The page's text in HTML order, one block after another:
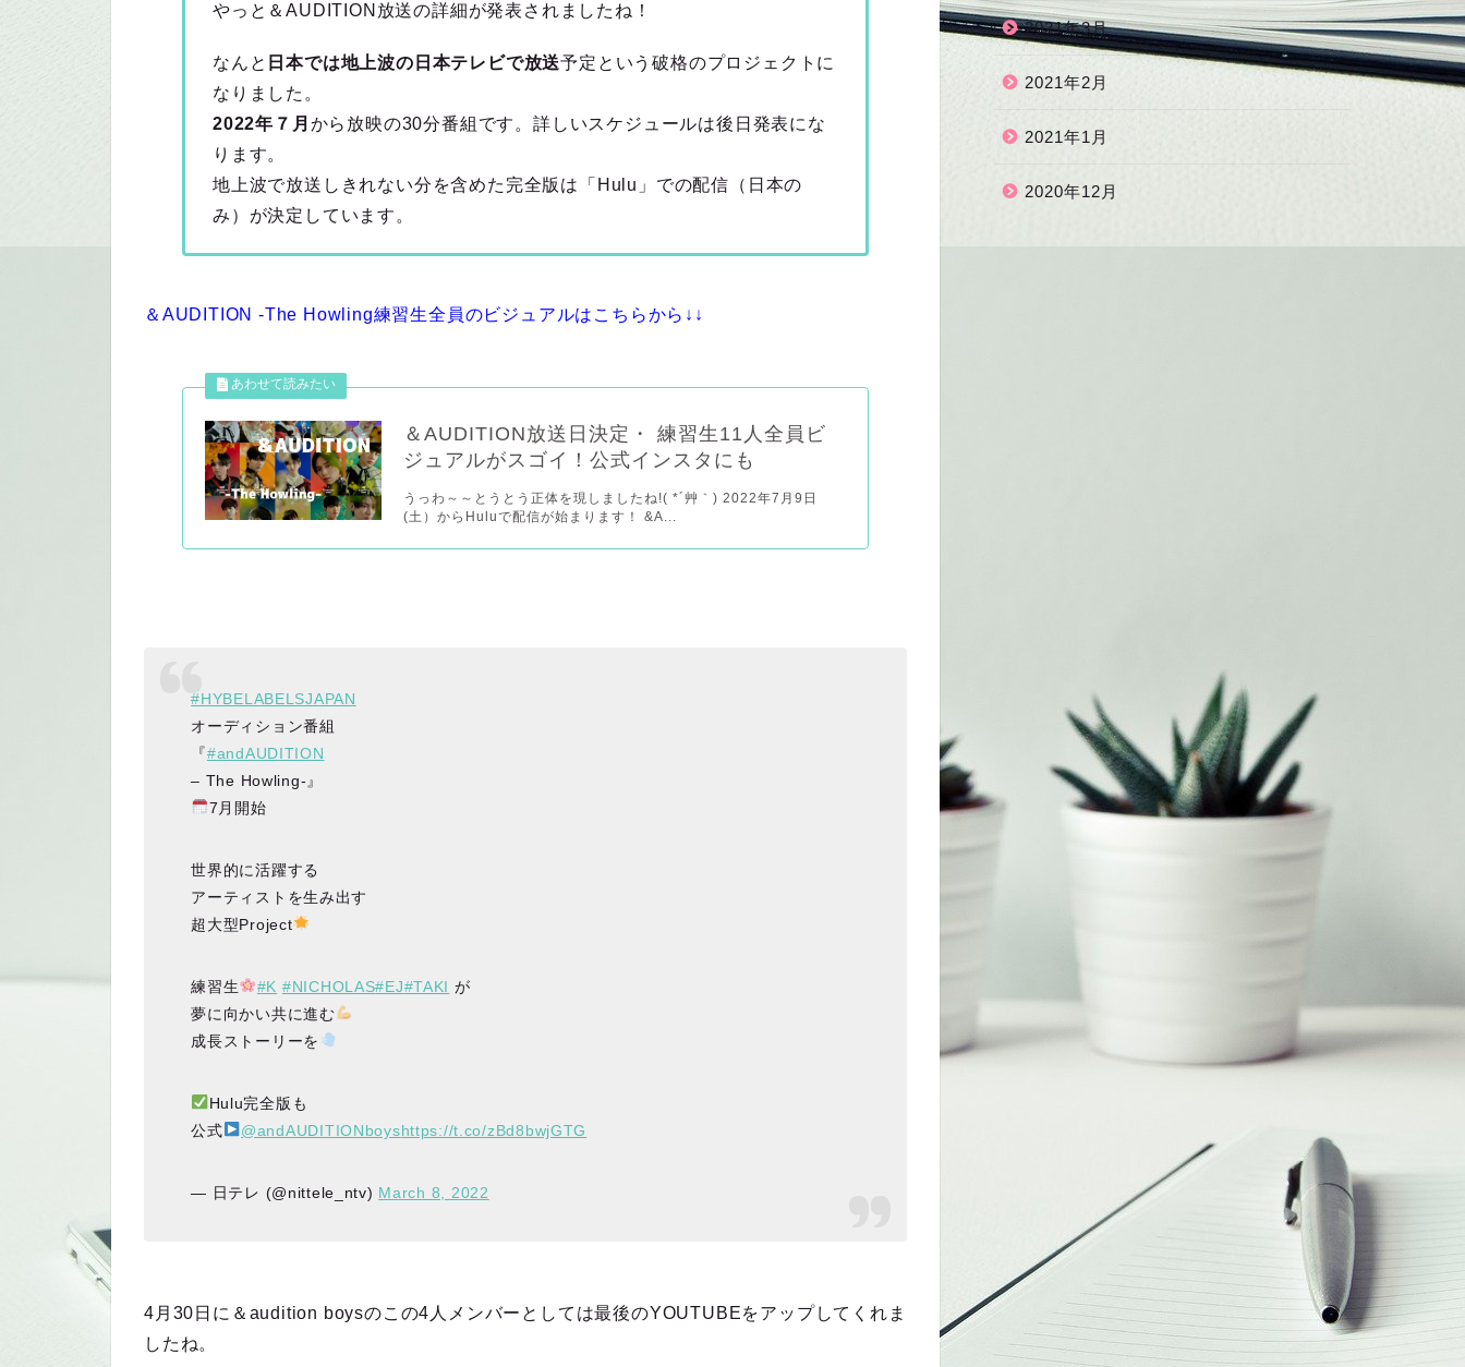
やっと＆AUDITION放送の詳細が発表されましたね！
なんと 日本では地上波の日本テレビで放送予定という破格のプロジェクトに
なりました。
2022年７月 から放映の30分番組です。詳しいスケジュールは後日発表にな
ります。
地上波で放送しきれない分を含めた完全版は「Hulu」での配信（日本の
み）が決定しています。
＆AUDITION -The Howling練習生全員のビジュアルはこちらから↓↓
＆AUDITION放送日決定・ 練習生11人全員ビ
ジュアルがスゴイ！公式インスタにも
うっわ～～とうとう正体を現しましたね!( *´艸｀) 2022年7月9日
(土）からHuluで配信が始まります！ &A...
#HYBELABELSJAPAN
オーディション番組
『#andAUDITION
– The Howling-』
7月開始
世界的に活躍する
アーティストを生み出す
超大型Project
練習生 #K #NICHOLAS#EJ#TAKI が
夢に向かい共に進む
成長ストーリーを
Hulu完全版も
公式
@andAUDITIONboyshttps://t.co/zBd8bwjGTG
— 日テレ (@nittele_ntv) March 8, 2022
4月30日に＆audition boysのこの4人メンバーとしては最後のYOUTUBEをアップしてくれま
したね。
2021年3月
2021年2月
2021年1月
2020年12月